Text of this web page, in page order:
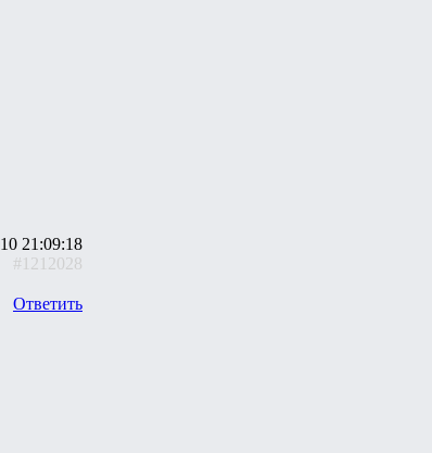
21:09:18
#1212028
Ответить